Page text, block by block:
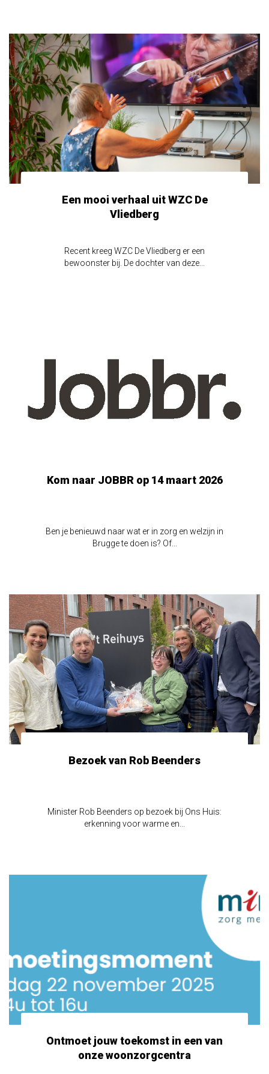
Een mooi verhaal uit WZC De
Vliedberg
Recent kreeg WZC De Vliedberg er een
bewoonster bij. De dochter van deze...
Kom naar JOBBR op 14 maart 2026
Ben je benieuwd naar wat er in zorg en welzijn in
Brugge te doen is? Of...
Bezoek van Rob Beenders
Minister Rob Beenders op bezoek bij Ons Huis:
erkenning voor warme en...
Ontmoet jouw toekomst in een van
onze woonzorgcentra